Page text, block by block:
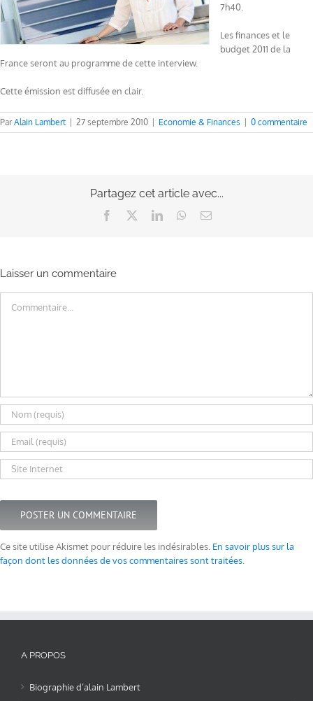
7h40.
Les finances et le
budget 2011 de la
France seront au programme de cette interview.
Cette émission est diffusée en clair.
ParAlain Lambert 27 septembre 2010 Economie & Finances 0 commentaire
Partagez cet article avec...
Facebook LinkedInWhatsApp
Email
Laisser un commentaire
Ce site utilise Akismet pour réduire les indésirables. En savoir plus sur la
façon dont les données de vos commentaires sont traitées
A PROPOS
Biographie d’alain Lambert